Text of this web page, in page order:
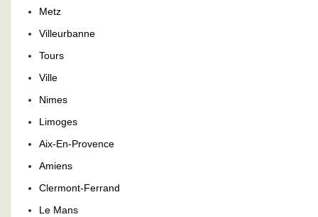
Metz
Villeurbanne
Tours
Ville
Nimes
Limoges
Aix-En-Provence
Amiens
Clermont-Ferrand
Le Mans